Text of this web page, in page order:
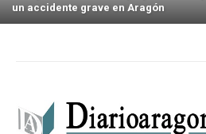
un accidente grave en Aragón